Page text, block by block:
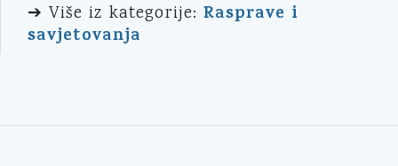
➔ Više iz kategorije: Rasprave i
savjetovanja